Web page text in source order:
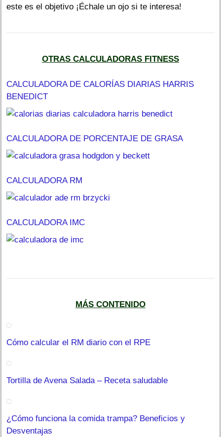
este es el objetivo ¡Échale un ojo si te interesa!
OTRAS CALCULADORAS FITNESS
CALCULADORA DE CALORÍAS DIARIAS HARRIS
BENEDICT
CALCULADORA DE PORCENTAJE DE GRASA
CALCULADORA RM
CALCULADORA IMC
MÁS CONTENIDO
Cómo calcular el RM diario con el RPE
Tortilla de Avena Salada – Receta saludable
¿Cómo funciona la comida trampa? Beneficios y
Desventajas